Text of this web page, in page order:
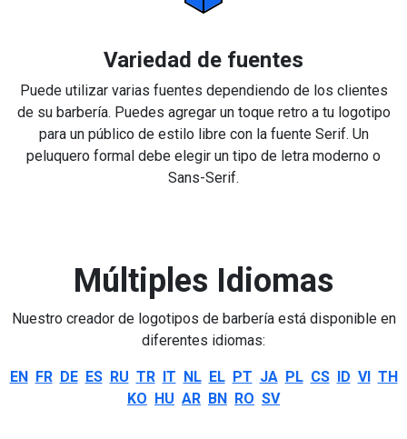
Variedad de fuentes
Puede utilizar varias fuentes dependiendo de los clientes
de su barbería. Puedes agregar un toque retro a tu logotipo
para un público de estilo libre con la fuente Serif. Un
peluquero formal debe elegir un tipo de letra moderno o
Sans-Serif.
Múltiples Idiomas
Nuestro creador de logotipos de barbería está disponible en
diferentes idiomas:
EN FR DE ES RU TR IT NL EL PT JA PL CS ID VI TH
KO HU AR BN RO SV